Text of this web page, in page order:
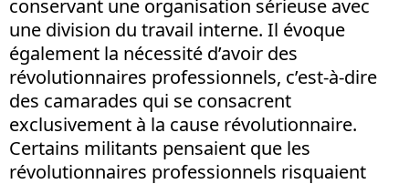
conservant une organisation sérieuse avec
une division du travail interne. Il évoque
également la nécessité d’avoir des
révolutionnaires professionnels, c’est-à-dire
des camarades qui se consacrent
exclusivement à la cause révolutionnaire.
Certains militants pensaient que les
révolutionnaires professionnels risquaient